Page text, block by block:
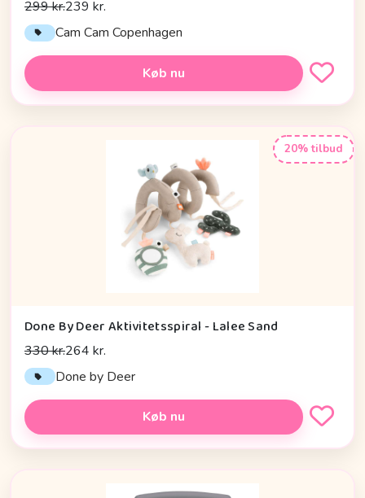
299 kr.239 kr.
Cam Cam Copenhagen
Køb nu
20% tilbud
Done By Deer Aktivitetsspiral - Lalee Sand
330 kr.264 kr.
Done by Deer
Køb nu